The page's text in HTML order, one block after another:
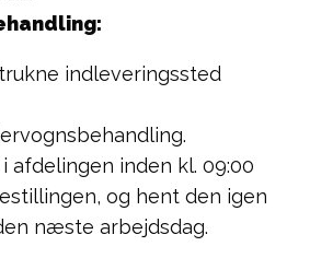
indleveringssted
afdelingen inden kl. 09:00
og hent den igen
næste arbejdsdag.